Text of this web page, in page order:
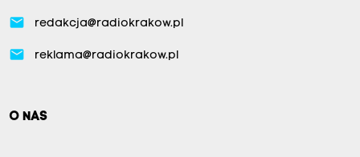
email redakcja@radiokrakow.pl
email reklama@radiokrakow.pl
O NAS